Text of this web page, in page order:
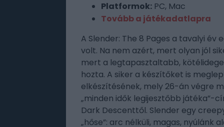
Platformok: PC, Mac
Tovább a játékadatlapra
A Slender: The 8 Pages a tavalyi
volt. Na nem azért, mert olyan jól
mert a legtapasztaltabb,
hozta. A siker a készítőket is
elkészítésének, mely 26-án végre
„minden idők legijesztőbb játéka”-
Dark Descenttől. Slender egy
„hőse”: arc nélküli, magas, nyúlánk